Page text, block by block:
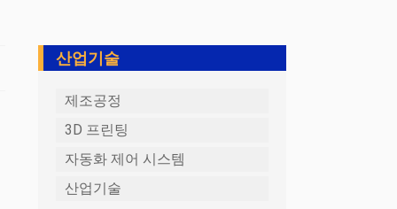
산업기술
제조공정
3D 프린팅
자동화 제어 시스템
산업기술